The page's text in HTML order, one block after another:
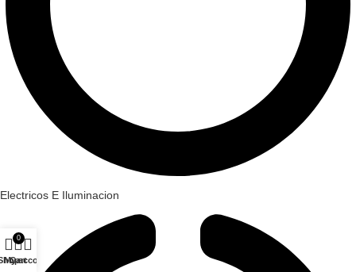
Electricos E Iluminacion
0
Cart
My account